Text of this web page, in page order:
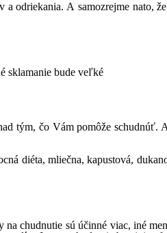
odriekania. A samozrejme nato,
sklamanie bude veľké
tým, čo Vám pomôže schudnúť.
diéta, mliečna, kapustová,
chudnutie sú účinné viac, iné